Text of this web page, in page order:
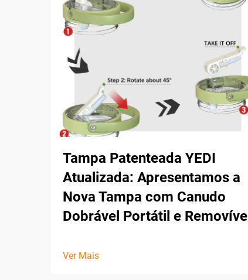
Tampa Patenteada YEDI
Atualizada: Apresentamos a
Nova Tampa com Canudo
Dobrável Portátil e Removível
Ver Mais